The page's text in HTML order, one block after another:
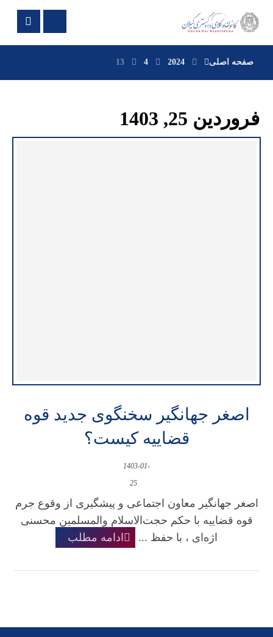
صفحه اصلی 2024
4
13
فروردین 25, 1403
اصغر جهانگیر سخنگوی جدید قوه
قضاییه کیست؟
1403-01-
25
اصغر جهانگیر معاون اجتماعی و پیشگیری از وقوع جرم
قوه قضاییه با حکم حجت‌الاسلام والمسلمین محسنی
اژه‌ای ، با حفظ ...
ادامه مطلب